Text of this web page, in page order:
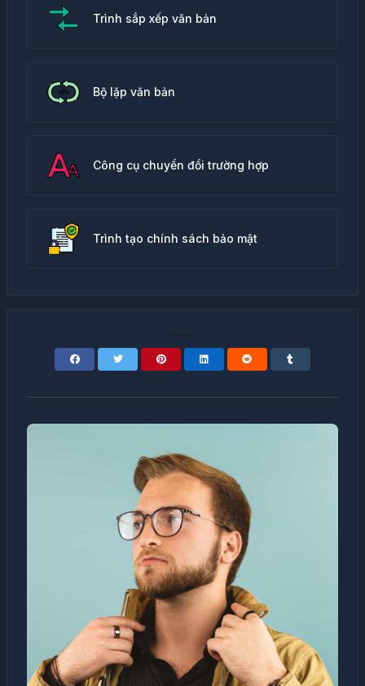
Trình sắp xếp văn bản
Bộ lặp văn bản
Công cụ chuyển đổi trường hợp
Trình tạo chính sách bảo mật